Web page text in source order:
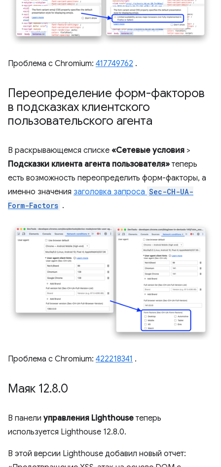
Проблема с Chromium: 417749762 .
Переопределение форм-факторов
в подсказках клиентского
пользовательского агента
В раскрывающемся списке «Сетевые условия >
Подсказки клиента агента пользователя» теперь
есть возможность переопределить форм-факторы, а
именно значения заголовка запроса Sec-CH-UA-
Form-Factors .
Проблема с Chromium: 422218341 .
Маяк 12.8.0
В панели управления Lighthouse теперь
используется Lighthouse 12.8.0.
В этой версии Lighthouse добавил новый отчет: